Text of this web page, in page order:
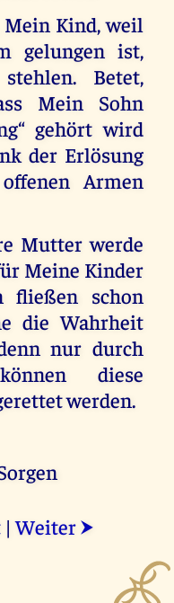
Mein Kind, weil
gelungen ist,
Betet,
Mein Sohn
gehört wird
der Erlösung
Armen
Mutter werde
Meine Kinder
fließen schon
die Wahrheit
nur durch
diese
werden.
|Weiter ⮞